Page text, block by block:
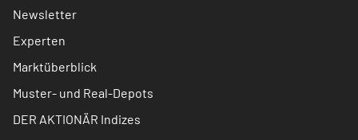
Newsletter
Experten
Marktüberblick
Muster- und Real-Depots
DER AKTIONÄR Indizes